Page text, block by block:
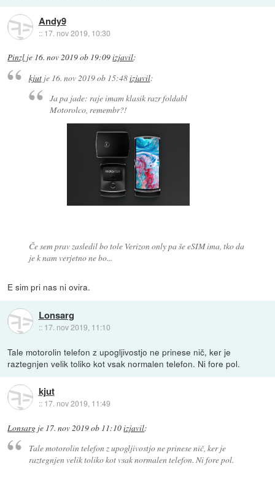
Andy9
:: 17. nov 2019, 10:30
Pinzl je 16. nov 2019 ob 19:09izjavil:
kjutje 16. nov 2019 ob 15:48izjavil:
Ja pa jade: raje imam klasik razr foldabl
Motorolco, remembr?!
Če sem prav zasledil bo tole Verizon only pa še eSIM ima, tko da
je k nam verjetno ne bo...
E sim pri nas ni ovira.
Lonsarg
:: 17. nov 2019, 11:10
Tale motorolin telefon z upogljivostjo ne prinese nič, ker je
raztegnjen velik toliko kot vsak normalen telefon. Ni fore pol.
kjut
:: 17. nov 2019, 11:49
Lonsarg je 17. nov 2019 ob 11:10izjavil:
Tale motorolin telefon z upogljivostjo ne prinese nič, ker je
raztegnjen velik toliko kot vsak normalen telefon. Ni fore pol.